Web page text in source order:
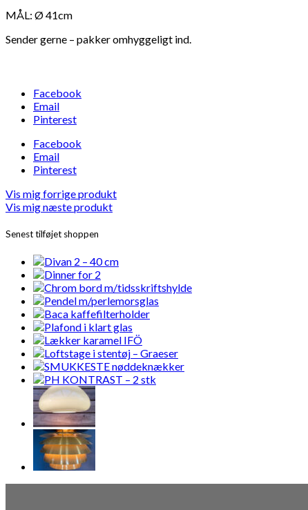
MÅL: Ø 41cm
Sender gerne – pakker omhyggeligt ind.
Facebook
Email
Pinterest
Facebook
Email
Pinterest
Vis mig forrige produkt
Vis mig næste produkt
Senest tilføjet shoppen